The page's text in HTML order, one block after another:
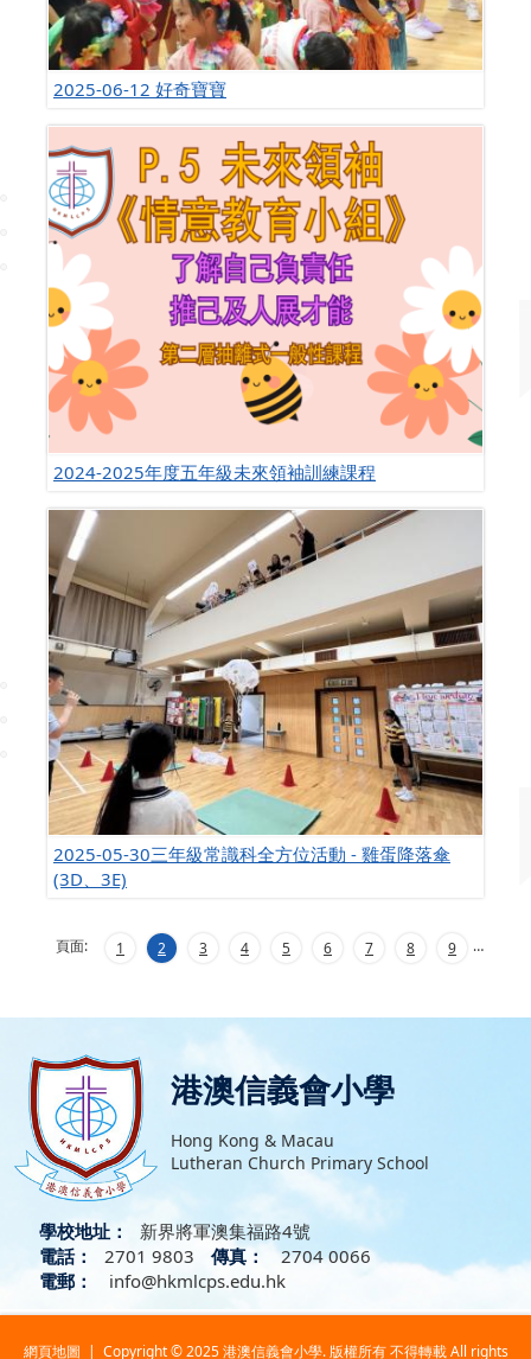
2025-06-12 好奇寶寶
2024-2025年度五年級未來領袖訓練課程
2025-05-30三年級常識科全方位活動 - 雞蛋降落傘
(3D、3E)
頁面: 1 2 3 4 5 6 7 8 9 …
港澳信義會小學
Hong Kong & Macau
Lutheran Church Primary School
學校地址：
新界將軍澳集福路4號
電話：
2701 9803 傳真：
2704 0066
電郵：
info@hkmlcps.edu.hk
網頁地圖 | Copyright © 2025 港澳信義會小學. 版權所有 不得轉載 All rights